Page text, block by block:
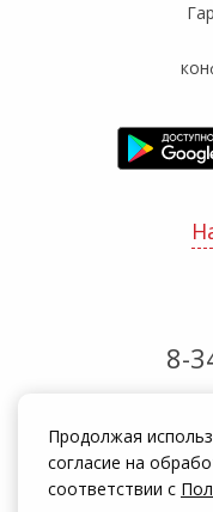
8-
Информация на сайте
Указанные цены
Продолжая
согласие на
соответствии с